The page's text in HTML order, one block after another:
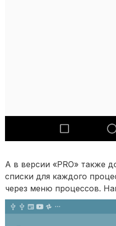
А в версии «PRO» также
списки для каждого
через меню процессов.